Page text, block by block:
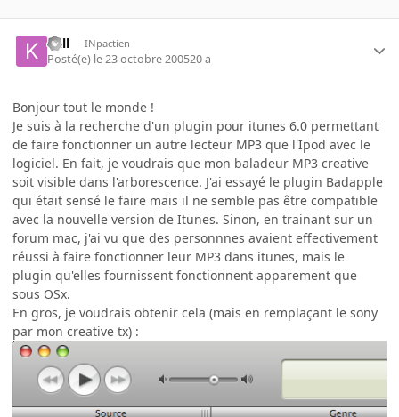
kall INpactien
Posté(e) le 23 octobre 200520 a
Bonjour tout le monde !
Je suis à la recherche d'un plugin pour itunes 6.0 permettant
de faire fonctionner un autre lecteur MP3 que l'Ipod avec le
logiciel. En fait, je voudrais que mon baladeur MP3 creative
soit visible dans l'arborescence. J'ai essayé le plugin Badapple
qui était sensé le faire mais il ne semble pas être compatible
avec la nouvelle version de Itunes. Sinon, en trainant sur un
forum mac, j'ai vu que des personnnes avaient effectivement
réussi à faire fonctionner leur MP3 dans itunes, mais le
plugin qu'elles fournissent fonctionnent apparement que
sous OSx.
En gros, je voudrais obtenir cela (mais en remplaçant le sony
par mon creative tx) :